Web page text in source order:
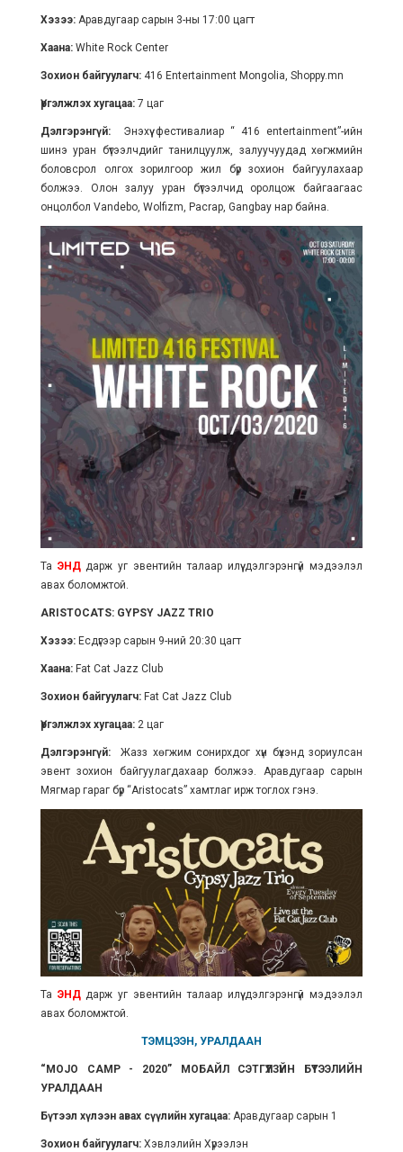
Хэзээ:Аравдугаар сарын 3-ны 17:00 цагт
Хаана: White Rock Center
Зохион байгуулагч:416 Entertainment Mongolia, Shoppy.mn
Үргэлжлэх хугацаа:7 цаг
Дэлгэрэнгүй:Энэхүү фестивалиар “ 416 entertainment”-ийн
шинэ уран бүтээлчдийг танилцуулж, залуучуудад хөгжмийн
боловсрол олгох зорилгоор жил бүр зохион байгуулахаар
болжээ. Олон залуу уран бүтээлчид оролцож байгаагаас
онцолбол Vandebo, Wolfizm, Pacrap, Gangbay нар байна.
Та ЭНДдарж уг эвентийн талаар илүү дэлгэрэнгүй мэдээлэл
авах боломжтой.
ARISTOCATS: GYPSY JAZZ TRIO
Хэзээ:Есдүгээр сарын 9-ний 20:30 цагт
Хаана:Fat Cat Jazz Club
Зохион байгуулагч: Fat Cat Jazz Club
Үргэлжлэх хугацаа:2 цаг
Дэлгэрэнгүй:Жазз хөгжим сонирхдог хүн бүхэнд зориулсан
эвент зохион байгуулагдахаар болжээ. Аравдугаар сарын
Мягмар гараг бүр “Aristocats” хамтлаг ирж тоглох гэнэ.
Та ЭНДдарж уг эвентийн талаар илүү дэлгэрэнгүй мэдээлэл
авах боломжтой.
ТЭМЦЭЭН, УРАЛДААН
“MOJO CAMP - 2020” МОБАЙЛ СЭТГҮҮЛЗҮЙН БҮТЭЭЛИЙН
УРАЛДААН
Бүтээл хүлээн авах сүүлийн хугацаа:Аравдугаар сарын 1
Зохион байгуулагч:Хэвлэлийн Хүрээлэн